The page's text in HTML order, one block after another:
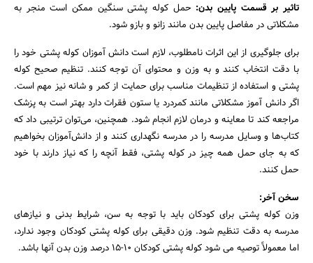
تاثیر بر قسمت پایین بدن: حمل کوله پشتی سنگین ممکن است منجر به
مشکلاتی در مفاصل پایین بدن مانند زانو و بازو شود.
برای جلوگیری از این اثرات نامطلوب، لازم است دانش آموزان کوله پشتی خود را
با دقت انتخاب کنند و به وزن و محتوای آن توجه کنند. تنظیم صحیح کوله
پشتی و استفاده از تنظیمات مناسب برای حمایت از کمر و شانه نیز مهم است.
اگر دانش آموز مشکلاتی مانند کمردرد یا ستون فقرات دارد بهتر است به پزشک
مراجعه کند تا معاینه و درمان لازم انجام شود. همچنین، می‌توان ترتیبی داد که
کتاب‌ها و وسایل مدرسه را در مدرسه نگهداری کنند و از دانش‌آموزان بخواهیم
که به جای حمل همه چیز در کوله پشتی، فقط آنچه را که نیاز دارند با خود
حمل کنند.
سخن آخر:
وزن کوله پشتی برای کودکان باید با توجه به سن، شرایط بدنی و نیازهای
مدرسه به دقت تنظیم شود. وزن دقیقی برای کوله پشتی کودکان وجود ندارد،
اما معمولاً توصیه می شود کوله پشتی کودکان 10-15 درصد وزن بدن آنها باشد.